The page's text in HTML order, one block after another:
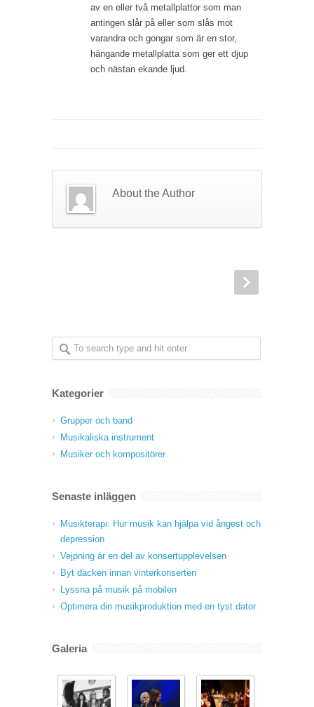
av en eller två metallplattor som man
antingen slår på eller som slås mot
varandra och gongar som är en stor,
hängande metallplatta som ger ett djup
och nästan ekande ljud.
About the Author
Kategorier
Grupper och band
Musikaliska instrument
Musiker och kompositörer
Senaste inläggen
Musikterapi: Hur musik kan hjälpa vid ångest och
depression
Vejpning är en del av konsertupplevelsen
Byt däcken innan vinterkonserten
Lyssna på musik på mobilen
Optimera din musikproduktion med en tyst dator
Galeria